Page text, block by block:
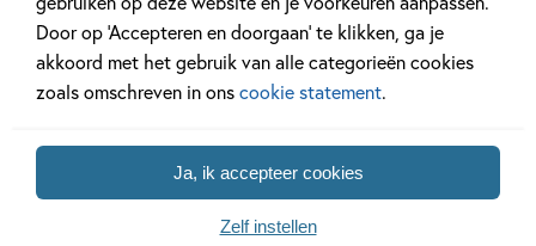
Door op ‘Accepteren en doorgaan’ te klikken, ga je
akkoord met het gebruik van alle categorieën cookies
zoals omschreven in onscookie statement.
Ja, ik accepteer cookies
Zelf instellen
Lichtjes en geluiden
1 – Vliegtuigen en
helikopters
Gorgels – De
Gorgels
Vriendenboek
Hardcover